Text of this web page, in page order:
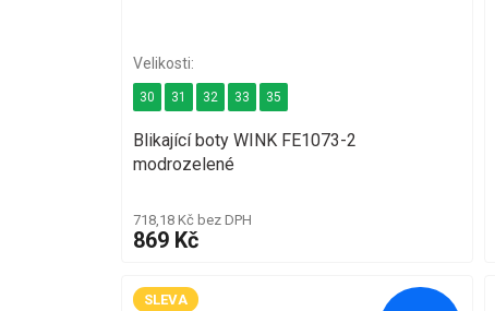
Blikající boty WINK FE1073-2
modrozelené
718,18 Kč bez DPH
869 Kč
30 31 32 33 35
SLEVA